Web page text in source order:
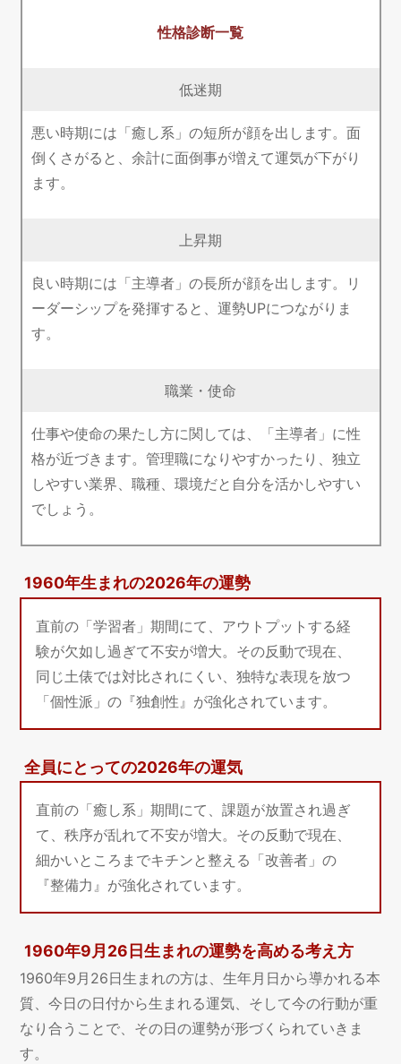
性格診断一覧
低迷期
悪い時期には「癒し系」の短所が顔を出します。面
倒くさがると、余計に面倒事が増えて運気が下がり
ます。
上昇期
良い時期には「主導者」の長所が顔を出します。リ
ーダーシップを発揮すると、運勢UPにつながりま
す。
職業・使命
仕事や使命の果たし方に関しては、「主導者」に性
格が近づきます。管理職になりやすかったり、独立
しやすい業界、職種、環境だと自分を活かしやすい
でしょう。
1960年生まれの2026年の運勢
直前の「学習者」期間にて、アウトプットする経
験が欠如し過ぎて不安が増大。その反動で現在、
同じ土俵では対比されにくい、独特な表現を放つ
「個性派」の『独創性』が強化されています。
全員にとっての2026年の運気
直前の「癒し系」期間にて、課題が放置され過ぎ
て、秩序が乱れて不安が増大。その反動で現在、
細かいところまでキチンと整える「改善者」の
『整備力』が強化されています。
1960年9月26日生まれの運勢を高める考え方
1960年9月26日生まれの方は、生年月日から導かれる本
質、今日の日付から生まれる運気、そして今の行動が重
なり合うことで、その日の運勢が形づくられていきま
す。